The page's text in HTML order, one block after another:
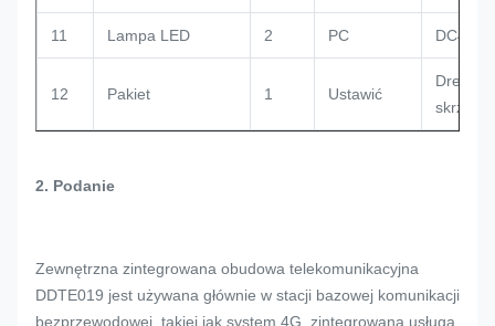
11 Lampa LED 2 PC DC48V
12 Pakiet 1 Ustawić
2. Podanie
Zewnętrzna zintegrowana obudowa telekomunikacyjna
DDTE019 jest używana głównie w stacji bazowej komunikacji
bezprzewodowej, takiej jak system 4G, zintegrowana usługa